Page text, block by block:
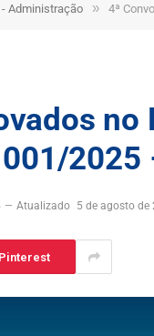
Administração » 4ª
no
2025
Atualizado 5 de agosto de
Pinterest